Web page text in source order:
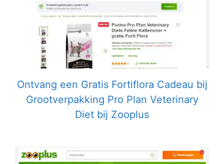
Ontvang een Gratis Fortiflora Cadeau bij
Grootverpakking Pro Plan Veterinary
Diet bij Zooplus